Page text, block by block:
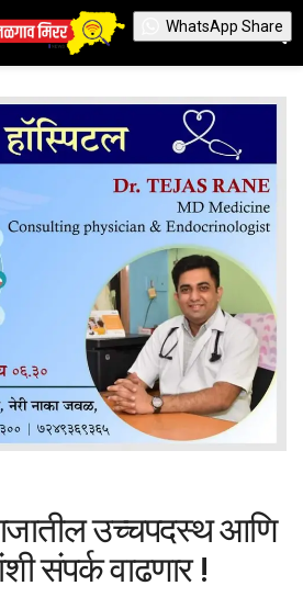
उच्चपदस्थ आणि
संपर्क वाढणार !
WhatsApp Share